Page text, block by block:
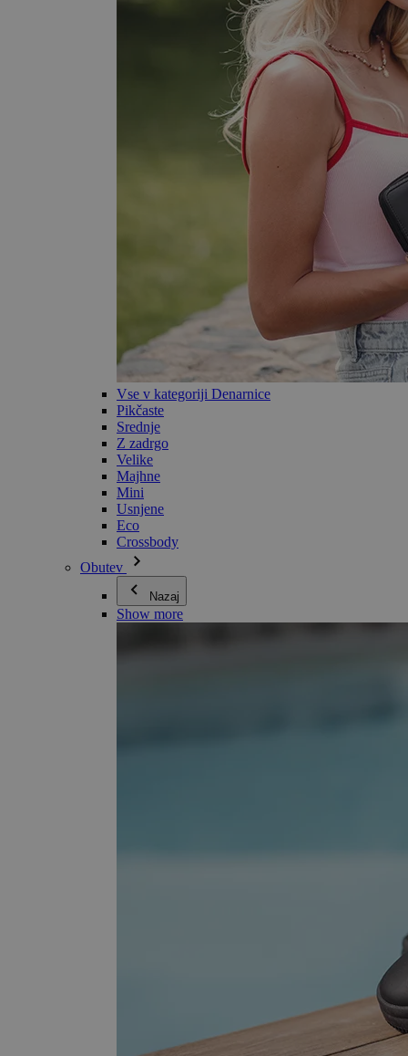
Vse v kategoriji Denarnice
Pikčaste
Srednje
Z zadrgo
Velike
Majhne
Mini
Usnjene
Eco
Crossbody
Obutev
Nazaj
Show more